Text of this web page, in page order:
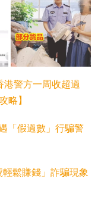
港警方一周收超過
略】
「假過數」行騙警
鬆賺錢」詐騙現象